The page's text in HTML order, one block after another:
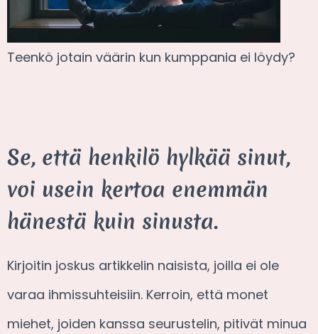
Teenkö jotain väärin kun kumppania ei löydy?
Se, että henkilö hylkää sinut,
voi usein kertoa enemmän
hänestä kuin sinusta.
Kirjoitin joskus artikkelin naisista, joilla ei ole
varaa ihmissuhteisiin. Kerroin, että monet
miehet, joiden kanssa seurustelin, pitivät minua